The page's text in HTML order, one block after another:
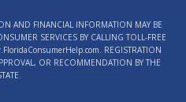
AND FINANCIAL INFORMATION MAY BE
SERVICES BY CALLING TOLL-FREE
REGISTRATION
OR RECOMMENDATION BY THE